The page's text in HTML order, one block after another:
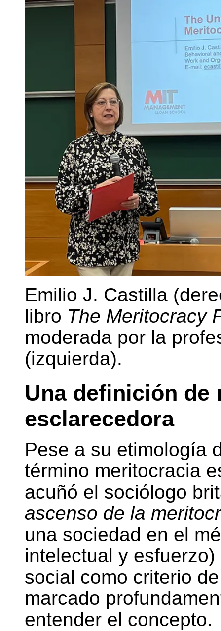
Emilio J. Castilla
libro The Meritocracy
moderada por la
(izquierda).
Una definición de
esclarecedora
Pese a su etimología
término meritocracia
acuñó el sociólogo
ascenso de la
una sociedad en el
intelectual y
social como criterio
marcado
entender el concepto.